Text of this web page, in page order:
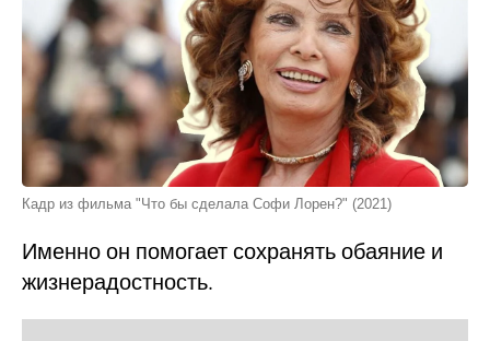
Кадр из фильма "Что бы сделала Софи Лорен?" (2021)
Именно он помогает сохранять обаяние и
жизнерадостность.